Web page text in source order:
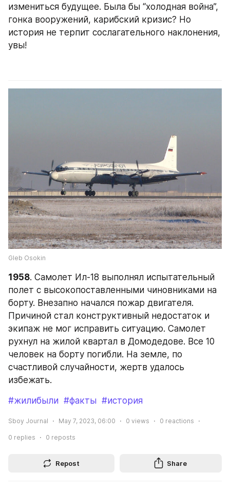
измениться будущее. Была бы “холодная война”,
гонка вооружений, карибский кризис? Но
история не терпит сослагательного наклонения,
увы!
Gleb Osokin
1958. Самолет Ил-18 выполнял испытательный
полет с высокопоставленными чиновниками на
борту. Внезапно начался пожар двигателя.
Причиной стал конструктивный недостаток и
экипаж не мог исправить ситуацию. Самолет
рухнул на жилой квартал в Домодедове. Все 10
человек на борту погибли. На земле, по
счастливой случайности, жертв удалось
избежать.
#жилибыли #факты #история
Sboy Journal May 7, 2023, 06:00 0 views 0 reactions
0 replies 0 reposts
Repost Share